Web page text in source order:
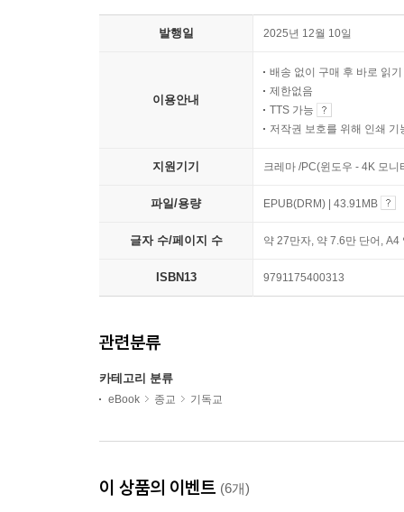
발행일 2025년 12월 10일
이용안내
배송 없이 구매 후 바로 읽기
제한없음
TTS 가능
저작권 보호를 위해 인쇄 기
지원기기 크레마 /PC(윈도우 - 4K 모
파일/용량 EPUB(DRM) | 43.91MB
글자 수/페이지 수 약 27만자, 약 7.6만 단어,
ISBN13 9791175400313
관련분류
카테고리 분류
eBook 종교 기독교
이 상품의 이벤트 (6개)